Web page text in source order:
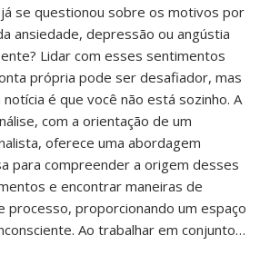
se questionou sobre os motivos por
ansiedade, depressão ou angústia
Lidar com esses sentimentos
própria pode ser desafiador, mas
notícia é que você não está sozinho. A
com a orientação de um
oferece uma abordagem
para compreender a origem desses
e encontrar maneiras de
processo, proporcionando um espaço
Ao trabalhar em conjunto…